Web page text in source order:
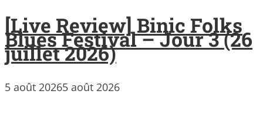
[Live Review] Binic Folks
Blues Festival – Jour 3 (26
juillet 2026)
5 août 20265 août 2026